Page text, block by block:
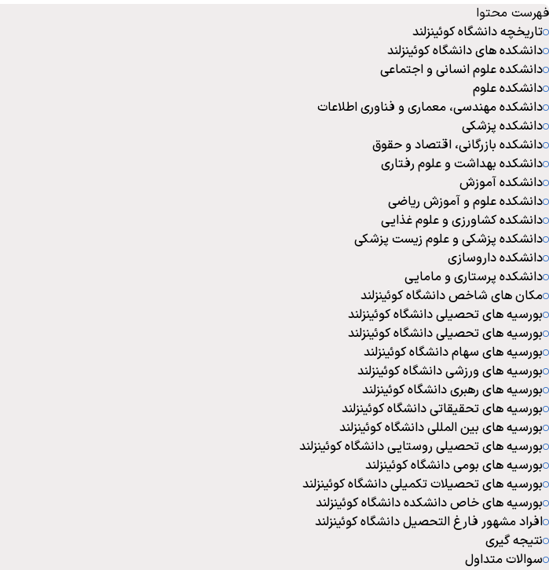
فهرست محتوا
تاریخچه دانشگاه کوئینزلند
دانشکده های دانشگاه کوئینزلند
دانشکده علوم انسانی و اجتماعی
دانشکده علوم
دانشکده مهندسی، معماری و فناوری اطلاعات
دانشکده پزشکی
دانشکده بازرگانی، اقتصاد و حقوق
دانشکده بهداشت و علوم رفتاری
دانشکده آموزش
دانشکده علوم و آموزش ریاضی
دانشکده کشاورزی و علوم غذایی
دانشکده پزشکی و علوم زیست پزشکی
دانشکده داروسازی
دانشکده پرستاری و مامایی
مکان های شاخص دانشگاه کوئینزلند
بورسیه های تحصیلی دانشگاه کوئینزلند
بورسیه های تحصیلی دانشگاه کوئینزلند
بورسیه های سهام دانشگاه کوئینزلند
بورسیه های ورزشی دانشگاه کوئینزلند
بورسیه های رهبری دانشگاه کوئینزلند
بورسیه های تحقیقاتی دانشگاه کوئینزلند
بورسیه های بین المللی دانشگاه کوئینزلند
بورسیه های تحصیلی روستایی دانشگاه کوئینزلند
بورسیه های بومی دانشگاه کوئینزلند
بورسیه های تحصیلات تکمیلی دانشگاه کوئینزلند
بورسیه های خاص دانشکده دانشگاه کوئینزلند
افراد مشهور فارغ التحصیل دانشگاه کوئینزلند
نتیجه گیری
سوالات متداول